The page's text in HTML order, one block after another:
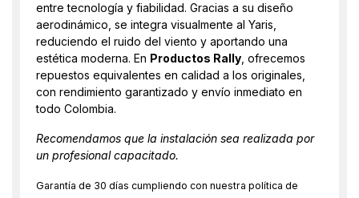
entre tecnología y fiabilidad. Gracias a su diseño
aerodinámico, se integra visualmente al Yaris,
reduciendo el ruido del viento y aportando una
estética moderna. En Productos Rally , ofrecemos
repuestos equivalentes en calidad a los originales,
con rendimiento garantizado y envío inmediato en
todo Colombia.
Recomendamos que la instalación sea realizada por
un profesional capacitado.
Garantía de 30 días cumpliendo con nuestra política de